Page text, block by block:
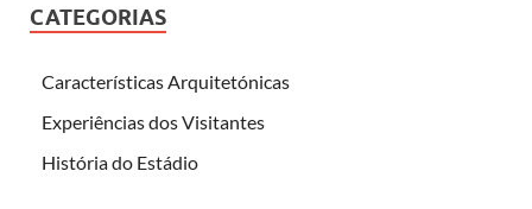
CATEGORIAS
Características Arquitetónicas
Experiências dos Visitantes
História do Estádio